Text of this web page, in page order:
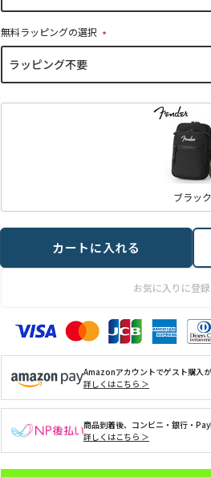
)
無料ラッピングの選択
(
)
ブラック
お気に入りに登
カートに入れる
Amazonアカウントでゲスト購入が
詳しくはこちら ＞
商品到着後、コンビニ・銀行・
詳しくはこちら ＞